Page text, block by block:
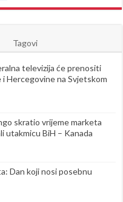
Tagovi
televizija će prenositi
Hercegovine na Svjetskom
skratio vrijeme marketa
utakmicu BiH – Kanada
Dan koji nosi posebnu